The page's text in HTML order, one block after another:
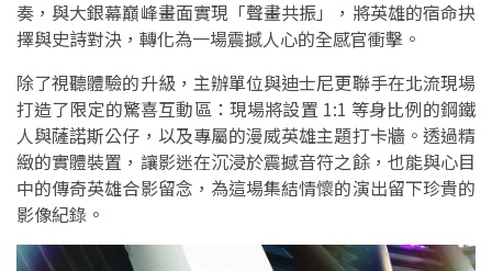
奏，與大銀幕巔峰畫面實現「聲畫共振」，將英雄的宿命抉
擇與史詩對決，轉化為一場震撼人心的全感官衝擊。
除了視聽體驗的升級，主辦單位與迪士尼更聯手在北流現場
打造了限定的驚喜互動區：現場將設置 1:1 等身比例的鋼鐵
人與薩諾斯公仔，以及專屬的漫威英雄主題打卡牆。透過精
緻的實體裝置，讓影迷在沉浸於震撼音符之餘，也能與心目
中的傳奇英雄合影留念，為這場集結情懷的演出留下珍貴的
影像紀錄。